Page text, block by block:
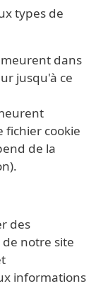
types de
dans
jusqu'à ce
fichier cookie
de la
des
notre site
informations